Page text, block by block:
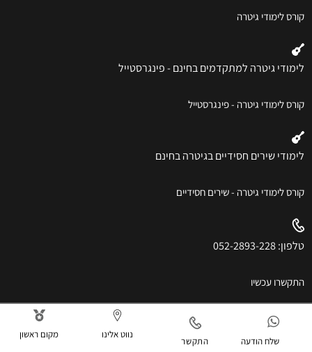
קורס לימודי גיטרה
לימודי גיטרה למתקדמים בחינם - פינגרסטייל
קורס לימודי גיטרה - פינגרסטייל
לימודי שירים חסידיים בגיטרה בחינם
קורס לימודי גיטרה - שירים חסידיים
טלפון: 052-2893-228
התקשרו עכשיו
שלח הודעה התקשר
נווט אלינו מקום ראשון